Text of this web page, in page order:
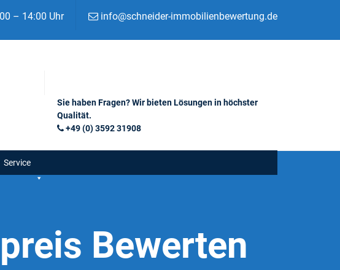
– 14:00 Uhr info@schneider-immobilienbewertung.de
Sie haben Fragen? Wir bieten Lösungen in höchster
Qualität.
+49 (0) 3592 31908
Service
Bewerten